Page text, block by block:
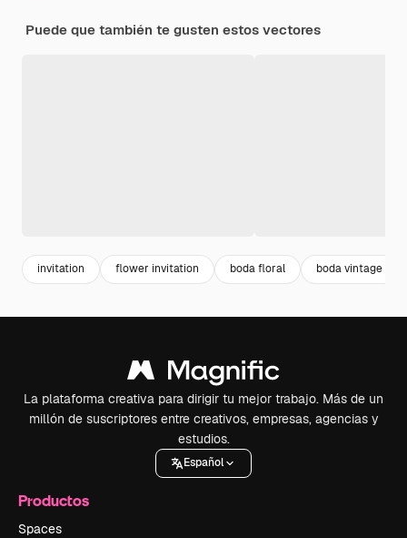
Puede que también te gusten estos vectores
invitation flower invitation boda floral boda vintage
La plataforma creativa para dirigir tu mejor trabajo. Más de un
millón de suscriptores entre creativos, empresas, agencias y
estudios.
Español
Productos
Spaces